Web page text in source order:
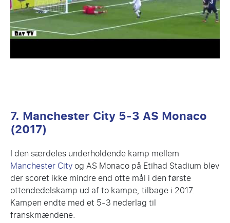
7. Manchester City 5-3 AS Monaco
(2017)
I den særdeles underholdende kamp mellem
Manchester Cityog AS Monaco på Etihad Stadium blev
der scoret ikke mindre end otte mål i den første
ottendedelskamp ud af to kampe, tilbage i 2017.
Kampen endte med et 5-3 nederlag til
franskmændene.